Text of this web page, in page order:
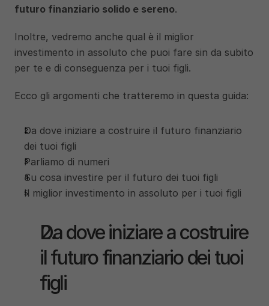
futuro finanziario solido e sereno.
Inoltre, vedremo anche qual è il miglior
investimento in assoluto che puoi fare sin da subito
per te e di conseguenza per i tuoi figli.
Ecco gli argomenti che tratteremo in questa guida:
Da dove iniziare a costruire il futuro finanziario
dei tuoi figli
Parliamo di numeri
Su cosa investire per il futuro dei tuoi figli
Il miglior investimento in assoluto per i tuoi figli
Da dove iniziare a costruire
il futuro finanziario dei tuoi
figli